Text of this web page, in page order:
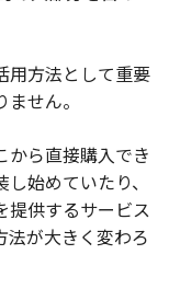
用方法として重要
せん。
から直接購入でき
始めていたり、
提供するサービス
法が大きく変わろ